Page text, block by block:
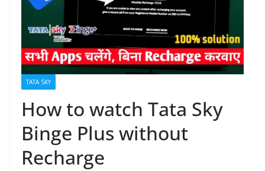
TATA SKY
How to watch Tata Sky
Binge Plus without
Recharge